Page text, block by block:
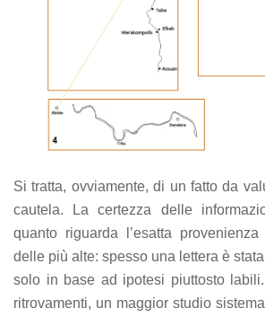
Si tratta, ovviamente, di un fatto da
cautela. La certezza delle
quanto riguarda l’esatta
delle più alte: spesso una lettera è
solo in base ad ipotesi piuttosto
ritrovamenti, un maggior studio